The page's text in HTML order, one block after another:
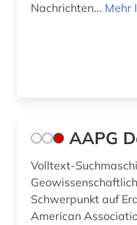
bayern (14)
beamtenrecht (1)
Nachrichten... Mehr
AAPG
Volltext-
Schwerpunkt auf
American